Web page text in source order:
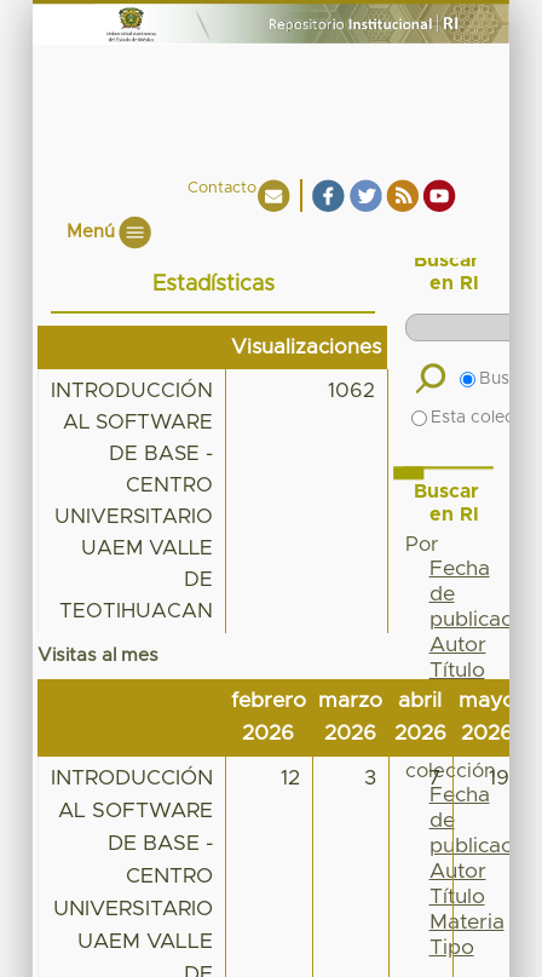
Contacto
Menú
Estadísticas
Visualizaciones
INTRODUCCIÓN
AL SOFTWARE
DE BASE -
CENTRO
UNIVERSITARIO
UAEM VALLE
DE
TEOTIHUACAN
1062
Visitas al mes
febrero
2026
marzo
2026
abril
2026
mayo
2026
INTRODUCCIÓN
AL SOFTWARE
DE BASE -
CENTRO
UNIVERSITARIO
UAEM VALLE
12 3 7 19
Buscar
en RI
Buscar
Esta
Buscar
en RI
Por
Fecha
de
publicación
Autor
Título
Materia
Tipo
colección
Fecha
de
publicación
Autor
Título
Materia
Tipo